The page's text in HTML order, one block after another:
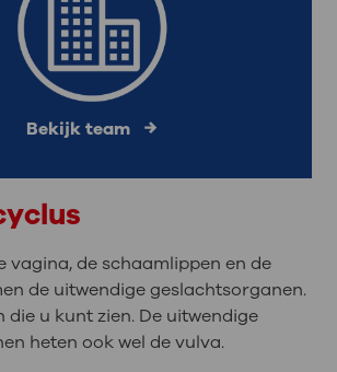
Bekijk team
vagina, de schaamlippen en de
de uitwendige geslachtsorganen.
die u kunt zien. De uitwendige
heten ook wel de vulva.